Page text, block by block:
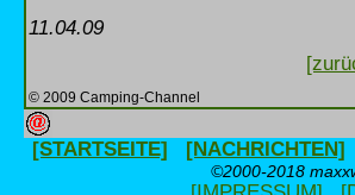
11.04.09
© 2009 Camping-Channel
[STARTSEITE] [NACHRICHTEN]
©2000-2018